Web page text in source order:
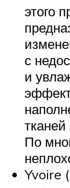
этого
с
и
По
Yvoire